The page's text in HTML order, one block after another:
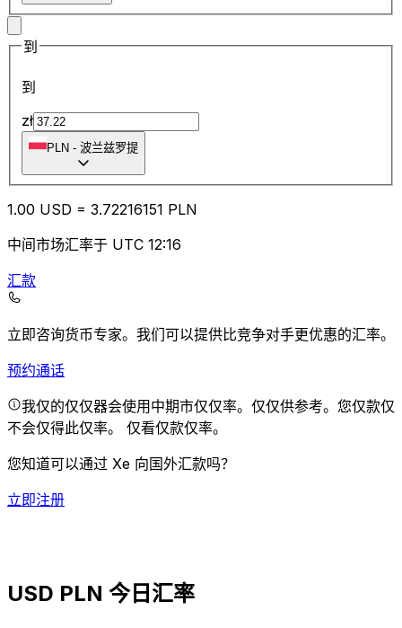
到
到
zł
PLN - 波兰兹罗提
1.00 USD = 3.72216151 PLN
中间市场汇率于 UTC 12:16
汇款
立即咨询货币专家。 我们可以提供比竞争对手更优惠的汇率。
预约通话
我仅的仅仅器会使用中期市仅仅率。仅仅供参考。您仅款仅
不会仅得此仅率。 仅看仅款仅率。
您知道可以通过 Xe 向国外汇款吗？
立即注册
USD PLN 今日汇率